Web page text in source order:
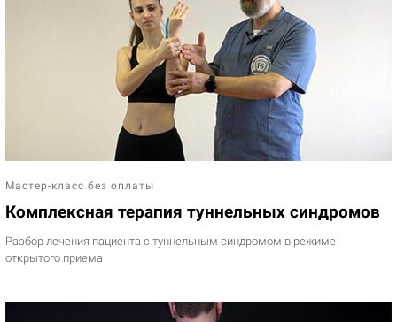
Мастер-класс без оплаты
Комплексная терапия туннельных синдромов
Разбор лечения пациента с туннельным синдромом в режиме
открытого приема